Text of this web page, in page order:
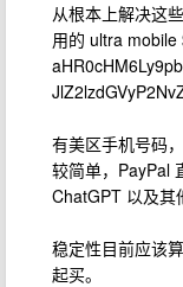
从根本上解决这
用的 ultra mobile
有美区手机号码
较简单，PayPal
ChatGPT 以及其
稳定性目前应该
起买。